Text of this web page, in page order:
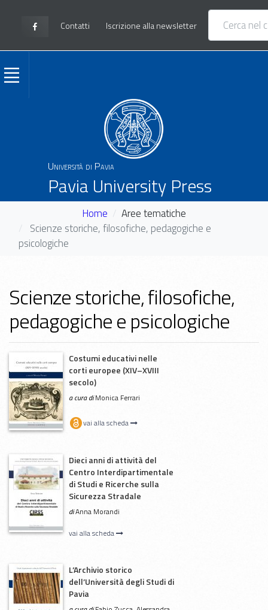
Contatti Iscrizione alla newsletter
Università di Pavia
Pavia University Press
Home
Aree tematiche
Scienze storiche, filosofiche, pedagogiche e
psicologiche
Scienze storiche, filosofiche,
pedagogiche e psicologiche
Costumi educativi nelle
corti europee (XIV–XVIII
secolo)
a cura diMonica Ferrari
vai alla scheda
Dieci anni di attività del
Centro Interdipartimentale
di Studi e Ricerche sulla
Sicurezza Stradale
diAnna Morandi
vai alla scheda
L’Archivio storico
dell’Università degli Studi di
Pavia